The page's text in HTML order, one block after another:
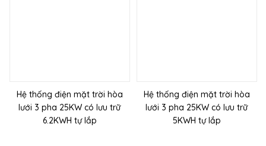
Hệ thống điện mặt trời hòa
lưới 3 pha 25KW có lưu trữ
6.2KWH tự lắp
Hệ thống điện mặt trời hòa
lưới 3 pha 25KW có lưu trữ
5KWH tự lắp